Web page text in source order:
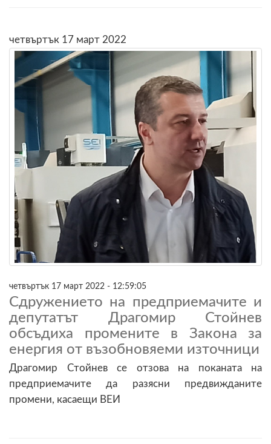
четвъртък 17 март 2022
четвъртък 17 март 2022 - 12:59:05
Сдружението на предприемачите и
депутатът Драгомир Стойнев
обсъдиха промените в Закона за
енергия от възобновяеми източници
Драгомир Стойнев се отзова на поканата на
предприемачите да разясни предвижданите
промени, касаещи ВЕИ